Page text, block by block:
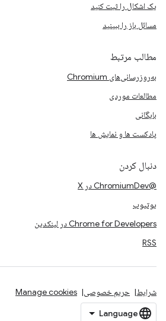
یک اشکال را ثبت کنید
مسائل باز را ببینید
مطالب مرتبط
به‌روزرسانی‌های Chromium
مطالعات موردی
بایگانی
پادکست ها و نمایش ها
دنبال کردن
@ChromiumDev در X
یوتیوب
Chrome for Developers در لینکدین
RSS
شرایط حریم خصوصی Manage cookies